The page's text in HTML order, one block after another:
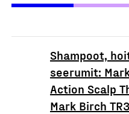
Shampoot,
seerumit:
Action Scalp
Mark Birch